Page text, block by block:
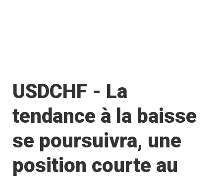
USDCHF - La
tendance à la baisse
se poursuivra, une
position courte au